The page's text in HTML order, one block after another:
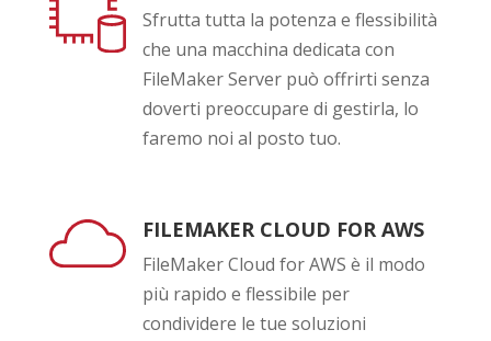
Sfrutta tutta la potenza e flessibilità
che una macchina dedicata con
FileMaker Server può offrirti senza
doverti preoccupare di gestirla, lo
faremo noi al posto tuo.
FILEMAKER CLOUD FOR AWS
FileMaker Cloud for AWS è il modo
più rapido e flessibile per
condividere le tue soluzioni